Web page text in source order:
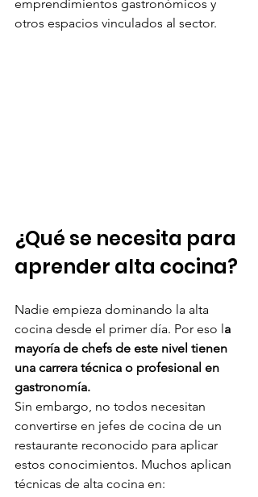
emprendimientos gastronómicos y
otros espacios vinculados al sector.
¿Qué se necesita para
aprender alta cocina?
Nadie empieza dominando la alta
cocina desde el primer día. Por eso l a
mayoría de chefs de este nivel tienen
una carrera técnica o profesional en
gastronomía.
Sin embargo, no todos necesitan
convertirse en jefes de cocina de un
restaurante reconocido para aplicar
estos conocimientos. Muchos aplican
técnicas de alta cocina en: